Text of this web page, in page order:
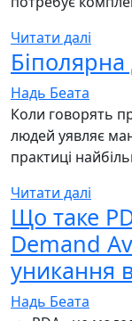
Читати далі
Біполярна
Надь Беата
Коли говорять
людей уявляє
практиці
Читати далі
Що таке
Demand
уникання
Надь Беата